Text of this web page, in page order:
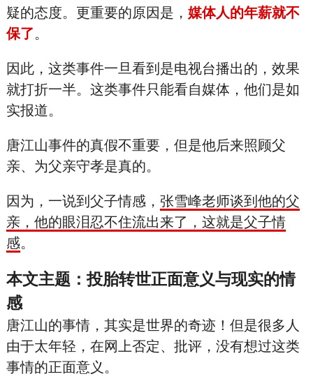
疑的态度。更重要的原因是， 媒体人的年薪就不
保了。
因此，这类事件一旦看到是电视台播出的，效果
就打折一半。这类事件只能看自媒体，他们是如
实报道。
唐江山事件的真假不重要，但是他后来照顾父
亲、为父亲守孝是真的。
因为，一说到父子情感， 张雪峰老师谈到他的父
亲，他的眼泪忍不住流出来了，这就是父子情
感。
本文主题：投胎转世正面意义与现实的情
感
唐江山的事情，其实是世界的奇迹！但是很多人
由于太年轻，在网上否定、批评，没有想过这类
事情的正面意义。